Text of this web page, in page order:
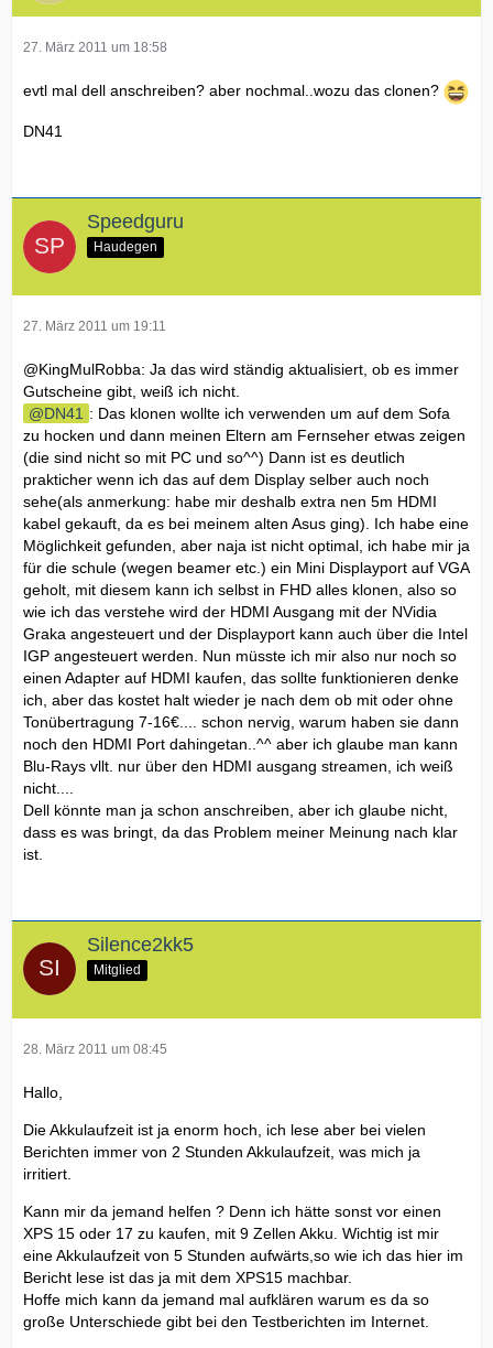
27. März 2011 um 18:58
evtl mal dell anschreiben? aber nochmal..wozu das clonen?
DN41
Speedguru
Haudegen
27. März 2011 um 19:11
@KingMulRobba: Ja das wird ständig aktualisiert, ob es immer
Gutscheine gibt, weiß ich nicht.
DN41 : Das klonen wollte ich verwenden um auf dem Sofa
zu hocken und dann meinen Eltern am Fernseher etwas zeigen
(die sind nicht so mit PC und so^^) Dann ist es deutlich
prakticher wenn ich das auf dem Display selber auch noch
sehe(als anmerkung: habe mir deshalb extra nen 5m HDMI
kabel gekauft, da es bei meinem alten Asus ging). Ich habe eine
Möglichkeit gefunden, aber naja ist nicht optimal, ich habe mir ja
für die schule (wegen beamer etc.) ein Mini Displayport auf VGA
geholt, mit diesem kann ich selbst in FHD alles klonen, also so
wie ich das verstehe wird der HDMI Ausgang mit der NVidia
Graka angesteuert und der Displayport kann auch über die Intel
IGP angesteuert werden. Nun müsste ich mir also nur noch so
einen Adapter auf HDMI kaufen, das sollte funktionieren denke
ich, aber das kostet halt wieder je nach dem ob mit oder ohne
Tonübertragung 7-16€.... schon nervig, warum haben sie dann
noch den HDMI Port dahingetan..^^ aber ich glaube man kann
Blu-Rays vllt. nur über den HDMI ausgang streamen, ich weiß
nicht....
Dell könnte man ja schon anschreiben, aber ich glaube nicht,
dass es was bringt, da das Problem meiner Meinung nach klar
ist.
Silence2kk5
Mitglied
28. März 2011 um 08:45
Hallo,
Die Akkulaufzeit ist ja enorm hoch, ich lese aber bei vielen
Berichten immer von 2 Stunden Akkulaufzeit, was mich ja
irritiert.
Kann mir da jemand helfen ? Denn ich hätte sonst vor einen
XPS 15 oder 17 zu kaufen, mit 9 Zellen Akku. Wichtig ist mir
eine Akkulaufzeit von 5 Stunden aufwärts,so wie ich das hier im
Bericht lese ist das ja mit dem XPS15 machbar.
Hoffe mich kann da jemand mal aufklären warum es da so
große Unterschiede gibt bei den Testberichten im Internet.